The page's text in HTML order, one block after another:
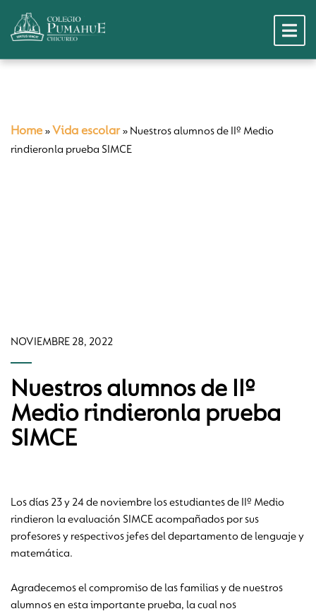
Home » Vida escolar» Nuestros alumnos de IIº Medio
rindieronla prueba SIMCE
NOVIEMBRE 28, 2022
Nuestros alumnos de IIº
Medio rindieronla prueba
SIMCE
Los días 23 y 24 de noviembre los estudiantes de IIº Medio
rindieron la evaluación SIMCE acompañados por sus
profesores y respectivos jefes del departamento de lenguaje y
matemática.
Agradecemos el compromiso de las familias y de nuestros
alumnos en esta importante prueba, la cual nos